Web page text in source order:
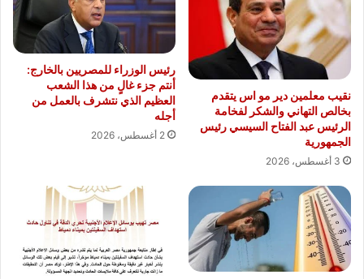
نقيب معلمين دير مو اس يتقدم
بخالص التهاني والشكر لفخامة
الرئيس عبد الفتاح السيسي رئيس
الجمهورية
3 أغسطس، 2026
رئيس الوزراء للمصريين بالخارج:
أنتم جزء غالٍ من هذا الشعب
العظيم الذي نتشرف بالعمل من
أجله
2 أغسطس، 2026